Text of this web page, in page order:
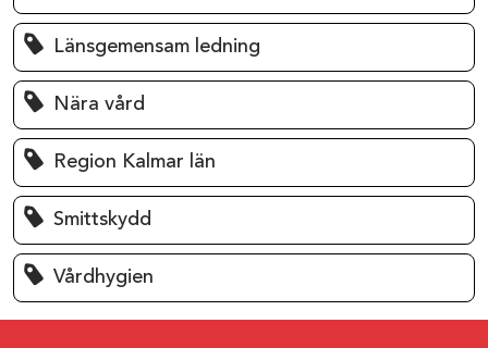
Länsgemensam ledning
Nära vård
Region Kalmar län
Smittskydd
Vårdhygien